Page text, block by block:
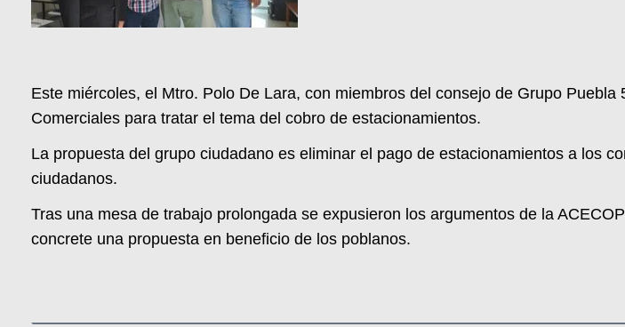
Este miércoles, el Mtro. Polo De Lara, con miembros del consejo de Grupo
Comerciales para tratar el tema del cobro de estacionamientos.
La propuesta del grupo ciudadano es eliminar el pago de estacionamientos a los
ciudadanos.
Tras una mesa de trabajo prolongada se expusieron los argumentos de la
concrete una propuesta en beneficio de los poblanos.